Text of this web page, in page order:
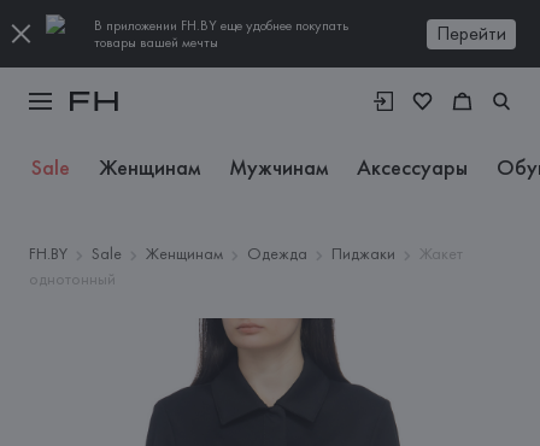
В приложении FH.BY еще удобнее покупать
товары вашей мечты
Перейти
Sale Женщинам Мужчинам Аксессуары
FH.BY Sale Женщинам Одежда Пиджаки
Жакет
однотонный